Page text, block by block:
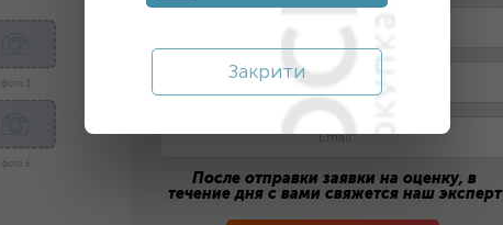
фото 3
фото 6
После отправки заявки на оценку, в
течение дня с вами свяжется наш эксперт
Закрити